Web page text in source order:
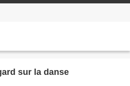
sur la danse